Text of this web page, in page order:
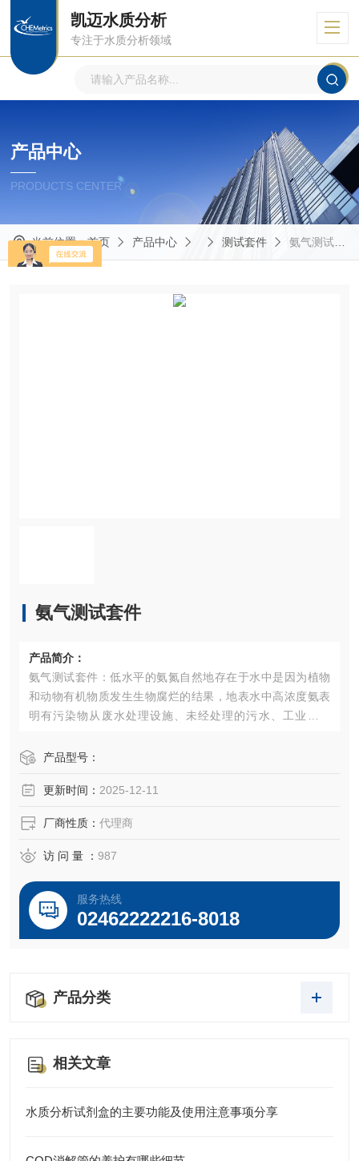
凯迈水质分析
专注于水质分析领域
产品中心
PRODUCTS CENTER
当前位置：首页 产品中心 测试套件 氨气测试套件
氨气测试套件
产品简介：
氨气测试套件：低水平的氨氮自然地存在于水中是因为植物
和动物有机物质发生生物腐烂的结果，地表水中高浓度氨表
明有污染物从废水处理设施、未经处理的污水、工业废水
对水生生命有毒性作用。
产品型号：
更新时间： 2025-12-11
厂商性质： 代理商
访 问 量 ： 987
服务热线
02462222216-8018
产品分类
相关文章
水质分析试剂盒的主要功能及使用注意事项分享